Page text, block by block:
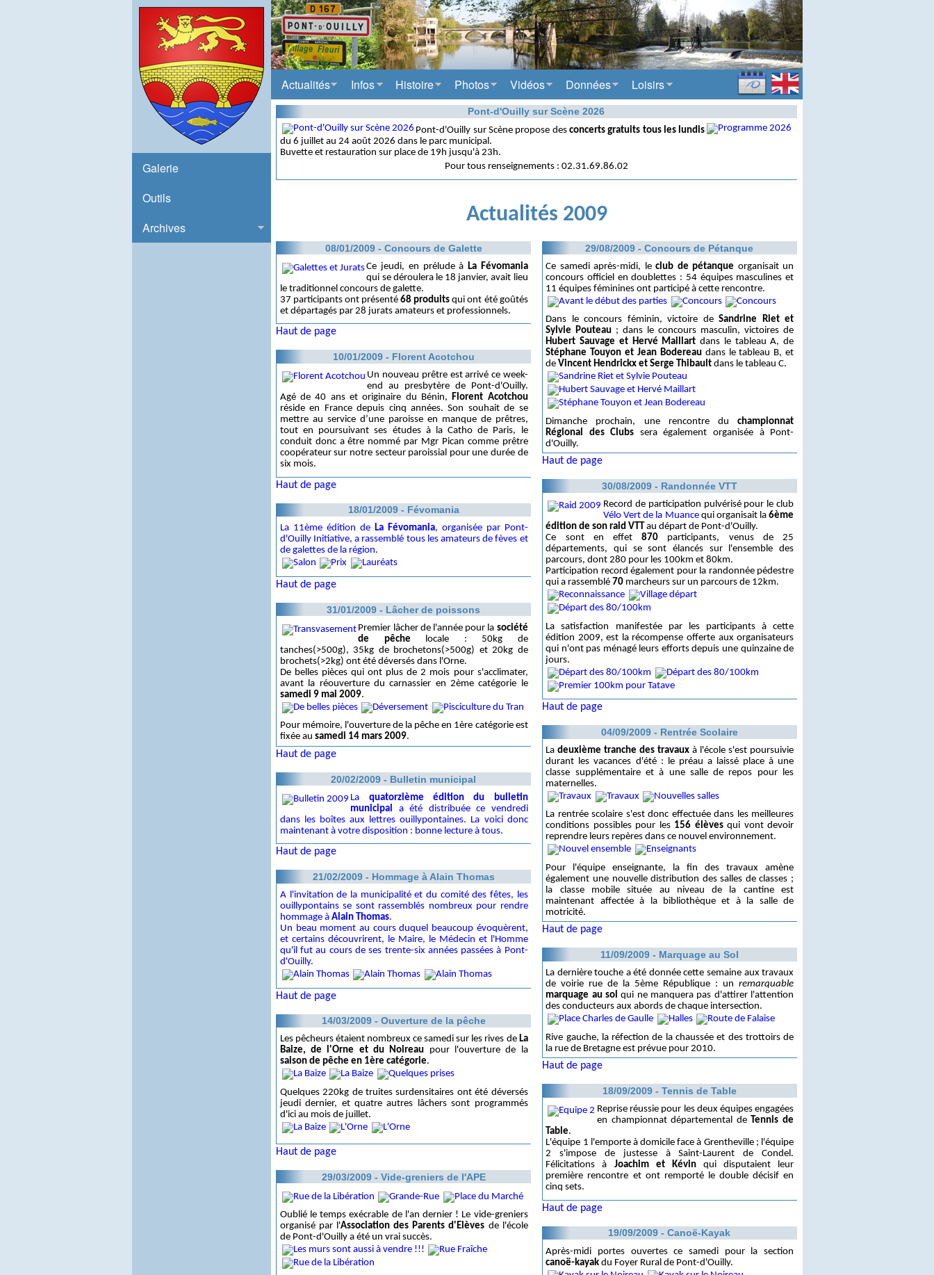
Actualités Infos Histoire Photos Vidéos Données Loisirs
Galerie
Outils
Archives
Pont-d'Ouilly sur Scène 2026
Pont-d'Ouilly sur Scène propose desconcerts gratuits tous les lundis
du 6 juillet au 24 août 2026 dans le parc municipal.
Buvette et restauration sur place de 19h jusqu'à 23h.
Pour tous renseignements : 02.31.69.86.02
Actualités 2009
08/01/2009 - Concours de Galette
Ce jeudi, en prélude à La Févomania
qui se déroulera le 18 janvier, avait lieu
le traditionnel concours de galette.
37 participants ont présenté68 produits qui ont été goûtés
et départagés par 28 jurats amateurs et professionnels.
Haut de page
10/01/2009 - Florent Acotchou
Un nouveau prêtre est arrivé ce week-
end au presbytère de Pont-d'Ouilly.
Agé de 40 ans et originaire du Bénin,Florent Acotchou
réside en France depuis cinq années. Son souhait de se
mettre au service d’une paroisse en manque de prêtres,
tout en poursuivant ses études à la Catho de Paris, le
conduit donc a être nommé par Mgr Pican comme prêtre
coopérateur sur notre secteur paroissial pour une durée de
six mois.
Haut de page
18/01/2009 - Févomania
La 11ème édition de La Févomania, organisée par Pont-
d'Ouilly Initiative, a rassemblé tous les amateurs de fèves et
de galettes de la région.
Haut de page
31/01/2009 - Lâcher de poissons
Premier lâcher de l'année pour la société
de pêche locale : 50kg de
tanches(>500g), 35kg de brochetons(>500g) et 20kg de
brochets(>2kg) ont été déversés dans l'Orne.
De belles pièces qui ont plus de 2 mois pour s'acclimater,
avant la réouverture du carnassier en 2ème catégorie le
samedi 9 mai 2009.
Pour mémoire, l'ouverture de la pêche en 1ère catégorie est
fixée au samedi 14 mars 2009.
Haut de page
20/02/2009 - Bulletin municipal
La quatorzième édition du bulletin
municipal
a été distribuée ce vendredi
dans les boîtes aux lettres ouillypontaines. La voici donc
maintenant à votre disposition : bonne lecture à tous.
Haut de page
21/02/2009 - Hommage à Alain Thomas
A l'invitation de la municipalité et du comité des fêtes, les
ouillypontains se sont rassemblés nombreux pour rendre
hommage à Alain Thomas.
Un beau moment au cours duquel beaucoup évoquèrent,
et certains découvrirent, le Maire, le Médecin et l'Homme
qu'il fut au cours de ses trente-six années passées à Pont-
d'Ouilly.
Haut de page
14/03/2009 - Ouverture de la pêche
Les pêcheurs étaient nombreux ce samedi sur les rives de La
Baize, de l'Orne et du Noireau pour l'ouverture de la
saison de pêche en 1ère catégorie.
Quelques 220kg de truites surdensitaires ont été déversés
jeudi dernier, et quatre autres lâchers sont programmés
d'ici au mois de juillet.
Haut de page
29/03/2009 - Vide-greniers de l'APE
Oublié le temps exécrable de l'an dernier ! Le vide-greniers
organisé par l'Association des Parents d'Elèves de l'école
de Pont-d'Ouilly a été un vrai succès.
29/08/2009 - Concours de Pétanque
Ce samedi après-midi, leclub de pétanque organisait un
concours officiel en doublettes : 54 équipes masculines et
11 équipes féminines ont participé à cette rencontre.
Dans le concours féminin, victoire deSandrine Riet et
Sylvie Pouteau ; dans le concours masculin, victoires de
Hubert Sauvage et Hervé Maillart dans le tableau A, de
Stéphane Touyon et Jean Bodereaudans le tableau B, et
deVincent Hendrickx et Serge Thibault dans le tableau C.
Dimanche prochain, une rencontre duchampionnat
Régional des Clubs sera également organisée à Pont-
d'Ouilly.
Haut de page
30/08/2009 - Randonnée VTT
Record de participation pulvérisé pour le club
Vélo Vert de la Muancequi organisait la6ème
édition de son raid VTT au départ de Pont-d'Ouilly.
Ce sont en effet870 participants, venus de 25
départements, qui se sont élancés sur l'ensemble des
parcours, dont 280 pour les 100km et 80km.
Participation record également pour la randonnée pédestre
qui a rassemblé 70 marcheurs sur un parcours de 12km.
La satisfaction manifestée par les participants à cette
édition 2009, est la récompense offerte aux organisateurs
qui n'ont pas ménagé leurs efforts depuis une quinzaine de
jours.
Haut de page
04/09/2009 - Rentrée Scolaire
Ladeuxième tranche des travaux à l'école s'est poursuivie
durant les vacances d'été : le préau a laissé place à une
classe supplémentaire et à une salle de repos pour les
maternelles.
La rentrée scolaire s'est donc effectuée dans les meilleures
conditions possibles pour les 156 élèvesqui vont devoir
reprendre leurs repères dans ce nouvel environnement.
Pour l'équipe enseignante, la fin des travaux amène
également une nouvelle distribution des salles de classes ;
la classe mobile située au niveau de la cantine est
maintenant affectée à la bibliothèque et à la salle de
motricité.
Haut de page
11/09/2009 - Marquage au Sol
La dernière touche a été donnée cette semaine aux travaux
de voirie rue de la 5ème République : unremarquable
marquage au sol qui ne manquera pas d'attirer l'attention
des conducteurs aux abords de chaque intersection.
Rive gauche, la réfection de la chaussée et des trottoirs de
la rue de Bretagne est prévue pour 2010.
Haut de page
18/09/2009 - Tennis de Table
Reprise réussie pour les deux équipes engagées
en championnat départemental de Tennis de
Table.
L'équipe 1 l'emporte à domicile face à Grentheville ; l'équipe
2 s'impose de justesse à Saint-Laurent de Condel.
Félicitations à Joachim et Kévinqui disputaient leur
première rencontre et ont remporté le double décisif en
cinq sets.
Haut de page
19/09/2009 - Canoë-Kayak
Après-midi portes ouvertes ce samedi pour la section
canoë-kayak du Foyer Rural de Pont-d'Ouilly.